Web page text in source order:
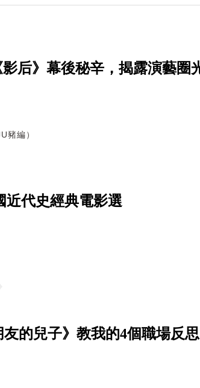
后》幕後秘辛，揭露演藝圈
豬編）
近代史經典電影選
的兒子》教我的4個職場反